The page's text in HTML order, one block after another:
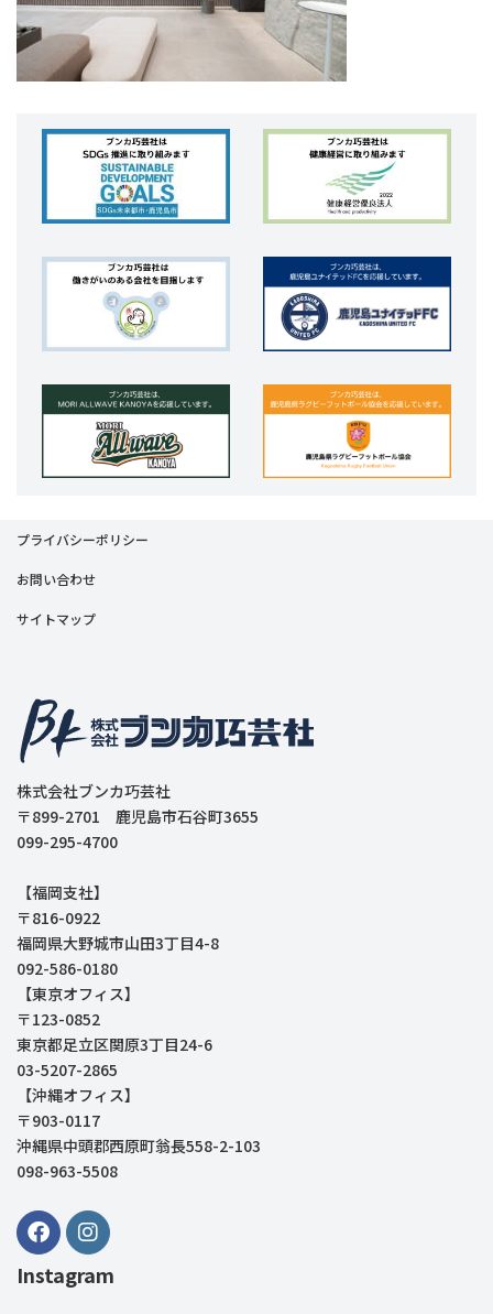
プライバシーポリシー
お問い合わせ
サイトマップ
株式会社ブンカ巧芸社
〒899-2701 鹿児島市石谷町3655
099-295-4700
【福岡支社】
〒816-0922
福岡県大野城市山田3丁目4-8
092-586-0180
【東京オフィス】
〒123-0852
東京都足立区関原3丁目24-6
03-5207-2865
【沖縄オフィス】
〒903-0117
沖縄県中頭郡西原町翁長558-2-103
098-963-5508
Instagram